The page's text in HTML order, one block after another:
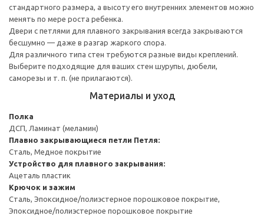
стандартного размера, а высоту его внутренних элементов можно
менять по мере роста ребенка.
Двери с петлями для плавного закрывания всегда закрываются
бесшумно — даже в разгар жаркого спора.
Для различного типа стен требуются разные виды креплений.
Выберите подходящие для ваших стен шурупы, дюбели,
саморезы и т. п. (не прилагаются).
Материалы и уход
Полка
ДСП, Ламинат (меламин)
Плавно закрывающиеся петли Петля:
Сталь, Медное покрытие
Устройство для плавного закрывания:
Ацеталь пластик
Крючок и зажим
Сталь, Эпоксидное/полиэстерное порошковое покрытие,
Эпоксидное/полиэстерное порошковое покрытие